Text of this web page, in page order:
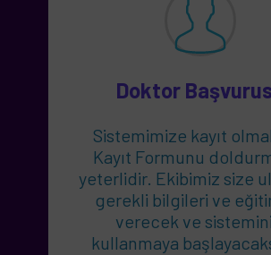
Doktor
Sistemimize kayıt
Kayıt Formunu
yeterlidir. Ekibimiz size
gerekli bilgileri ve
verecek ve
kullanmaya